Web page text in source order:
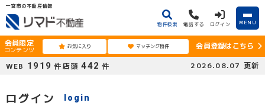
一宮市の不動産情報
物件検索 電話する ログイン MENU
会員限定
コンテンツ お気に入り マッチング物件
会員登録はこちら
WEB 1919 件 店頭 442 件 2026.08.07 更新
ログイン login